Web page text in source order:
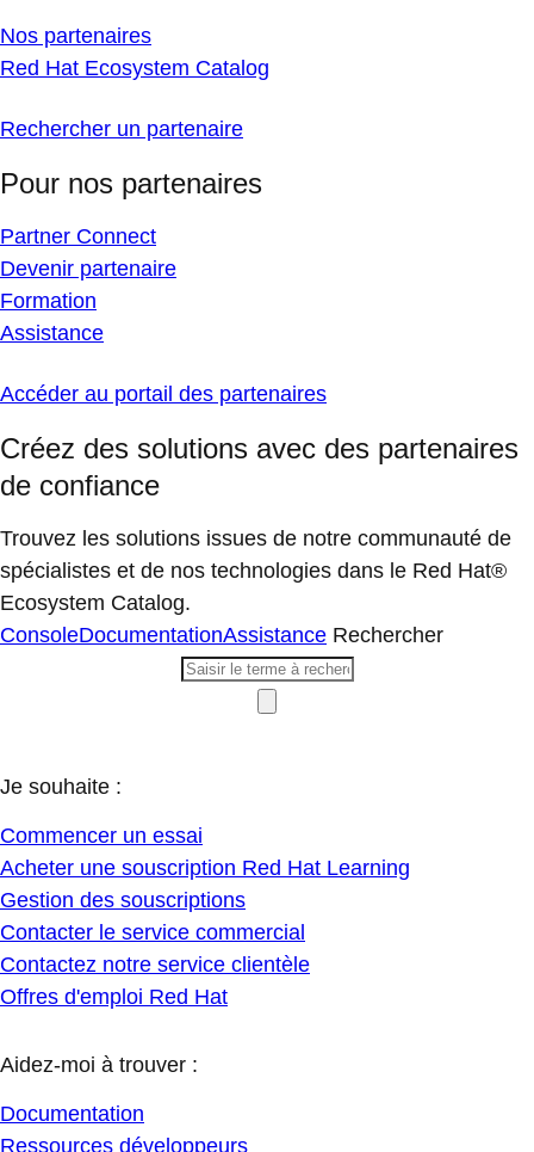
Nos partenaires
Red Hat Ecosystem Catalog
Rechercher un partenaire
Pour nos partenaires
Partner Connect
Devenir partenaire
Formation
Assistance
Accéder au portail des partenaires
Créez des solutions avec des partenaires
de confiance
Trouvez les solutions issues de notre communauté de
spécialistes et de nos technologies dans le Red Hat®
Ecosystem Catalog.
ConsoleDocumentationAssistance Rechercher
Je souhaite :
Commencer un essai
Acheter une souscription Red Hat Learning
Gestion des souscriptions
Contacter le service commercial
Contactez notre service clientèle
Offres d'emploi Red Hat
Aidez-moi à trouver :
Documentation
Ressources développeurs